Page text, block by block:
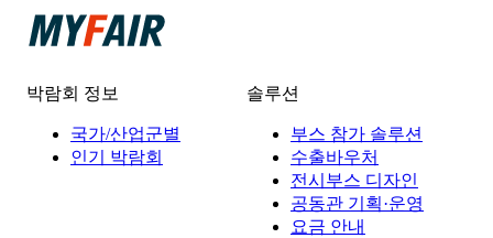
박람회 정보
국가/산업군별
인기 박람회
솔루션
부스 참가 솔루션
수출바우처
전시부스 디자인
공동관 기획·운영
요금 안내